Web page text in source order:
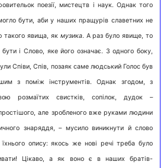
поезії, мистецтв і наук. Однак того
бути, аби у наших пращурів славетних не
такого явища, як музика. А раз було явище, то
і Слово, яке його означає. З одного боку,
Співи, Спів, позаяк саме людський Голос був
з поміж інструментів. Однак згодом, з
розмаїтих свистків, сопілок, дудок –
але зробленого вже руками людини
знаряддя, – мусило виникнути й слово
опису: якось же нові речі треба було
Цікаво, а як воно є в наших братів-